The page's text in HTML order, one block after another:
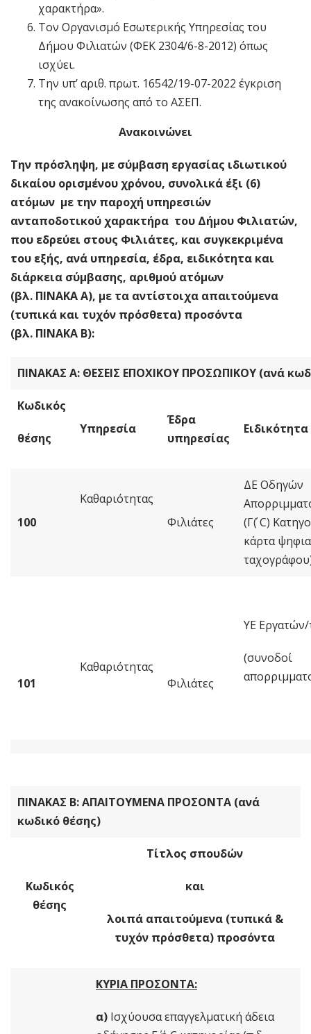
χαρακτήρα».
Τον Οργανισμό Εσωτερικής Υπηρεσίας του
Δήμου Φιλιατών (ΦΕΚ 2304/6-8-2012) όπως
ισχύει.
Την υπ’ αριθ. πρωτ. 16542/19-07-2022 έγκριση
της ανακοίνωσης από το ΑΣΕΠ.
Ανακοινώνει
Την πρόσληψη, με σύμβαση εργασίας ιδιωτικού
δικαίου ορισμένου χρόνου, συνολικά έξι (6)
ατόμων με την παροχή υπηρεσιών
ανταποδοτικού χαρακτήρα του Δήμου Φιλιατών,
που εδρεύει στους Φιλιάτες, και συγκεκριμένα
του εξής, ανά υπηρεσία, έδρα, ειδικότητα και
διάρκεια σύμβασης, αριθμού ατόμων
(βλ. ΠΙΝΑΚΑ Α), με τα αντίστοιχα απαιτούμενα
(τυπικά και τυχόν πρόσθετα) προσόντα
(βλ. ΠΙΝΑΚΑ Β):
ΠΙΝΑΚΑΣ Α: ΘΕΣΕΙΣ ΕΠΟΧΙΚΟΥ ΠΡΟΣΩΠΙΚΟΥ (ανά
Κωδικός
θέσης
Υπηρεσία
Έδρα
υπηρεσίας
Ειδικότητα
100
Καθαριότητας
Φιλιάτες
ΔΕ Οδηγών
(Γ΄( C)
κάρτα
101
Καθαριότητας
Φιλιάτες
ΥΕ
(συνοδοί
ΠΙΝΑΚΑΣ Β: ΑΠΑΙΤΟΥΜΕΝΑ ΠΡΟΣΟΝΤΑ (ανά
κωδικό θέσης)
Κωδικός
θέσης
Τίτλος σπουδών
και
λοιπά απαιτούμενα (τυπικά &
τυχόν πρόσθετα) προσόντα
ΚΥΡΙΑ ΠΡΟΣΟΝΤΑ:
α) Ισχύουσα επαγγελματική άδεια